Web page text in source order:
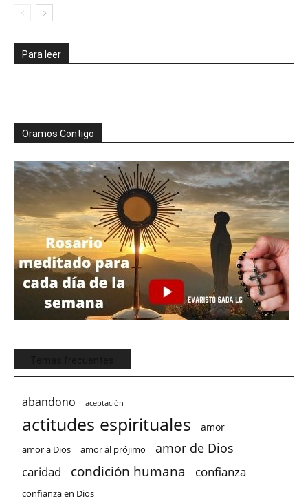
Para leer
Oramos Contigo
abandono aceptación
actitudes espirituales amor
amor a Dios amor al prójimo amor de Dios
caridad condición humana confianza
confianza en Dios